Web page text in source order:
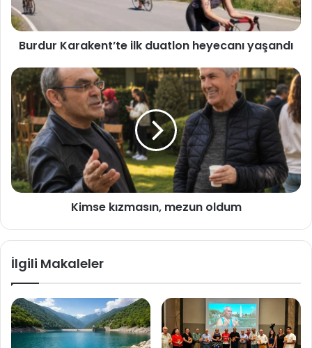
Burdur Karakent’te ilk duatlon heyecanı yaşandı
Kimse
kızmasın,
mezun
oldum
Kimse kızmasın, mezun oldum
İlgili Makaleler